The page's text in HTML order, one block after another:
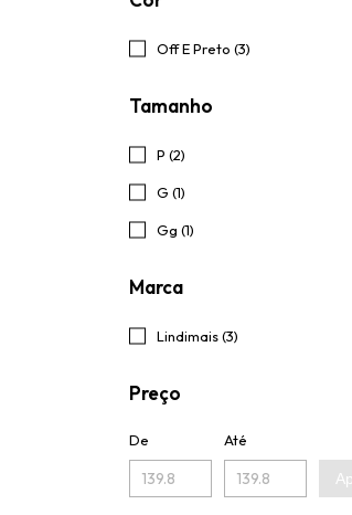
Off E Preto (3)
Tamanho
P (2)
G (1)
Gg (1)
Marca
Lindimais (3)
Preço
De Até